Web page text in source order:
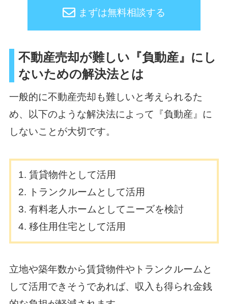
まずは無料相談する
不動産売却が難しい『負動産』にし
ないための解決法とは
一般的に不動産売却も難しいと考えられるた
め、以下のような解決法によって『負動産』に
しないことが大切です。
賃貸物件として活用
トランクルームとして活用
有料老人ホームとしてニーズを検討
移住用住宅として活用
立地や築年数から賃貸物件やトランクルームと
して活用できそうであれば、収入も得られ金銭